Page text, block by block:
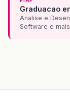
Graduacao
Analise e
Software e mais